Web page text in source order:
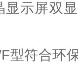
显示屏双
型符合环